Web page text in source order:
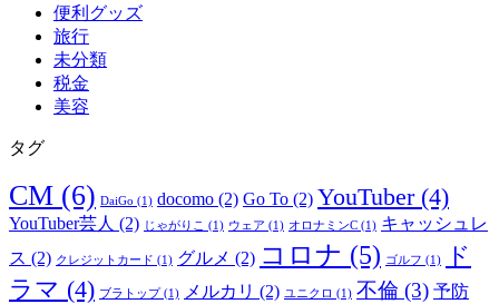
便利グッズ
旅行
未分類
税金
美容
タグ
CM (6) DaiGo (1) docomo (2) Go To (2) YouTuber(4)
YouTuber芸人 (2) じゃがりこ (1) ウェア (1) オロナミンC (1) キャッシュレ
ス (2) クレジットカード (1) グルメ (2) コロナ (5) ゴルフ (1)
ド
ラマ (4) ブラトップ(1) メルカリ (2) ユニクロ (1) 不倫 (3) 予防